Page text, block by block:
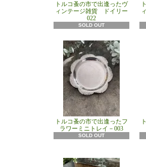
トルコ蚤の市で出逢ったヴ
ィンテージ雑貨 ドイリー
022
SOLD OUT
トルコ蚤の市で出逢ったフ
ラワーミニトレイ－003
SOLD OUT